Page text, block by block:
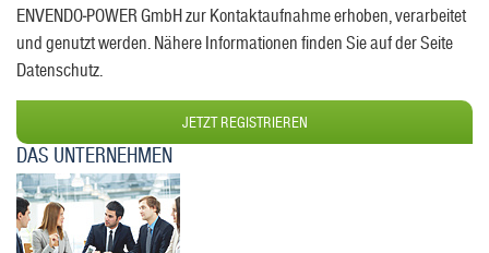
ENVENDO-POWER GmbH zur Kontaktaufnahme erhoben, verarbeitet
und genutzt werden. Nähere Informationen finden Sie auf der Seite
Datenschutz.
JETZT REGISTRIEREN
DAS UNTERNEHMEN